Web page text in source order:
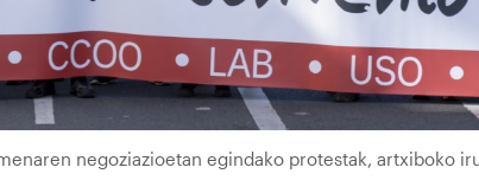
negoziazioetan egindako protestak, artxiboko